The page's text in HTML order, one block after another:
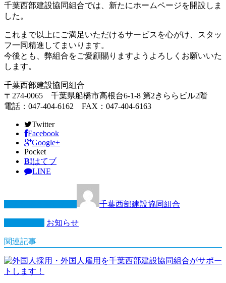
千葉西部建設協同組合では、新たにホームページを開設しま
した。
これまで以上にご満足いただけるサービスを心がけ、スタッ
フ一同精進してまいります。
今後とも、弊組合をご愛顧賜りますようよろしくお願いいた
します。
千葉西部建設協同組合
〒274-0065 千葉県船橋市高根台6-1-8 第2きららビル2階
電話：047-404-6162 FAX：047-404-6163
Twitter
Facebook
Google+
Pocket
B!はてブ
LINE
千葉西部建設協同組合
お知らせ
関連記事